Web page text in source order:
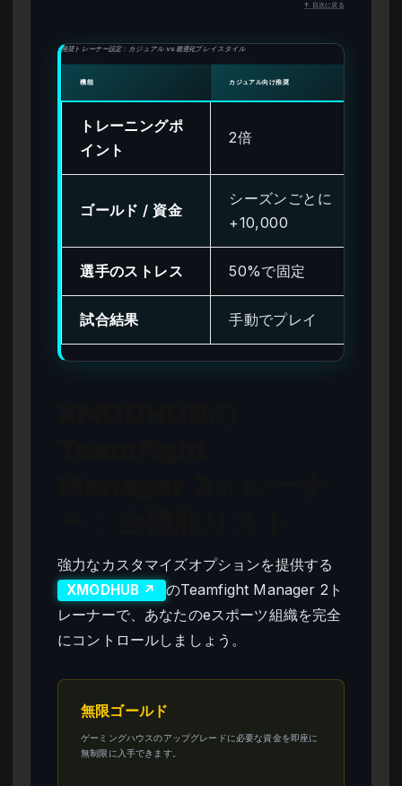
↑ 目次に戻る
推奨トレーナー設定：カジュアル vs 最適化プレイスタイル
機能 カジュアル向け推奨
トレーニングポ
イント
2倍
ゴールド / 資金
シーズンごとに
+10,000
選手のストレス 50%で固定
試合結果 手動でプレイ
強力なカスタマイズオプションを提供する
XMODHUB ↗
のTeamfight Manager 2ト
レーナーで、あなたのeスポーツ組織を完全
にコントロールしましょう。
無限ゴールド
ゲーミングハウスのアップグレードに必要な資金を即座に
無制限に入手できます。